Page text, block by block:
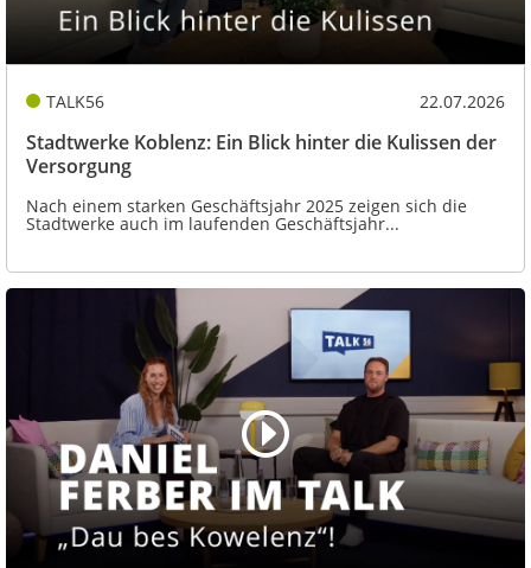
TALK56 22.07.2026
Stadtwerke Koblenz: Ein Blick hinter die Kulissen der
Versorgung
Nach einem starken Geschäftsjahr 2025 zeigen sich die
Stadtwerke auch im laufenden Geschäftsjahr...